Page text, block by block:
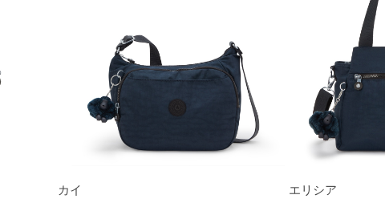
カイ エリシア